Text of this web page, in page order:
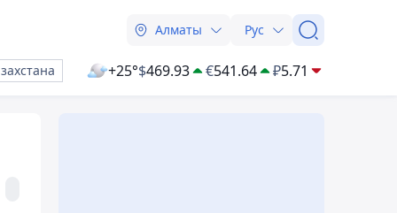
Алматы Рус
+25°$469.93 €541.64 ₽5.71